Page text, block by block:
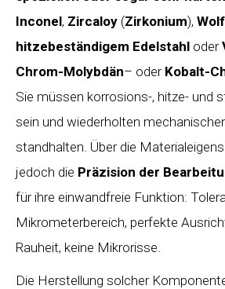
Inconel, Zircaloy (Zirkonium),
hitzebeständigem Edelstahl oder
Chrom-Molybdän– oderKobalt-
Sie müssen korrosions-, hitze- und
sein und wiederholten
standhalten. Über die
jedoch die Präzision der
für ihre einwandfreie Funktion:
Mikrometerbereich, perfekte
Rauheit, keine Mikrorisse.
Die Herstellung solcher